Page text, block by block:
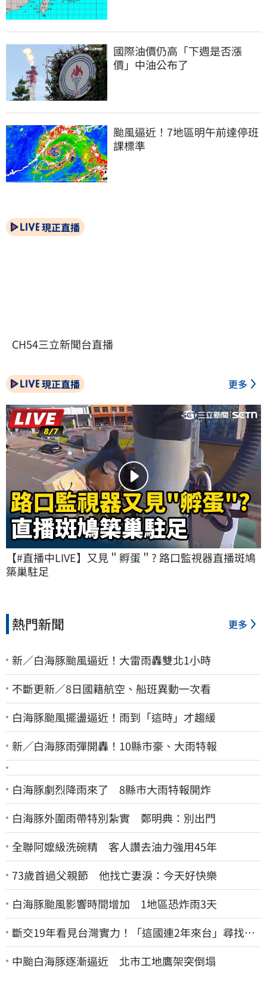
國際油價仍高「下週是否漲
價」中油公布了
颱風逼近！7地區明午前達停班
課標準
現正直播
CH54三立新聞台直播
現正直播 更多
【#直播中LIVE】又見＂孵蛋＂? 路口監視器直播斑鳩
築巢駐足
熱門新聞 更多
新／白海豚颱風逼近！大雷雨轟雙北1小時
不斷更新／8日國籍航空、船班異動一次看
白海豚颱風擺盪逼近！雨到「這時」才趨緩
新／白海豚雨彈開轟！10縣市豪、大雨特報
白海豚劇烈降雨來了 8縣市大雨特報開炸
白海豚外圍雨帶特別紮實 鄭明典：別出門
全聯阿嬤級洗碗精 客人讚去油力強用45年
73歲首過父親節 他找亡妻淚：今天好快樂
白海豚颱風影響時間增加 1地區恐炸雨3天
斷交19年看見台灣實力！「這國連2年來台」尋找商
機
中颱白海豚逐漸逼近 北市工地鷹架突倒塌